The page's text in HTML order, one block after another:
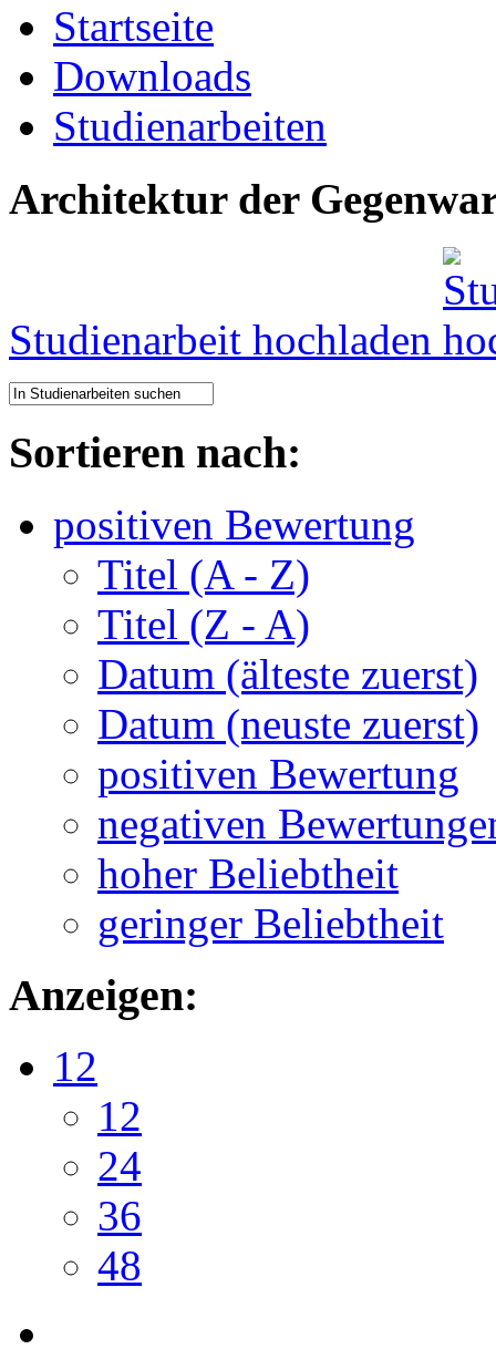
Startseite
Downloads
Studienarbeiten
Architektur der
Studienarbeit hochladen
Sortieren nach:
positiven Bewertung
Titel (A - Z)
Titel (Z - A)
Datum (älteste zuerst)
Datum (neuste zuerst)
positiven Bewertung
negativen
hoher Beliebtheit
geringer Beliebtheit
Anzeigen:
12
12
24
36
48